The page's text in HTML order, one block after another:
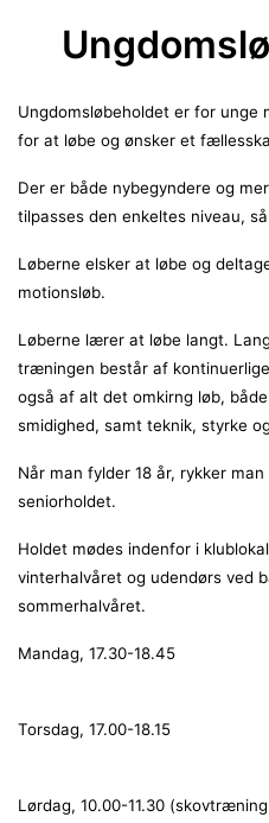
Ungdomsløbeholdet er for unge
for at løbe og ønsker et
Der er både nybegyndere og
tilpasses den enkeltes niveau,
Løberne elsker at løbe og
motionsløb.
Løberne lærer at løbe langt.
træningen består af
også af alt det omkirng løb,
smidighed, samt teknik, styrke
Når man fylder 18 år, rykker
seniorholdet.
Holdet mødes indenfor i
vinterhalvåret og udendørs ved
sommerhalvåret.
Mandag, 17.30-18.45
Torsdag, 17.00-18.15
Lørdag, 10.00-11.30